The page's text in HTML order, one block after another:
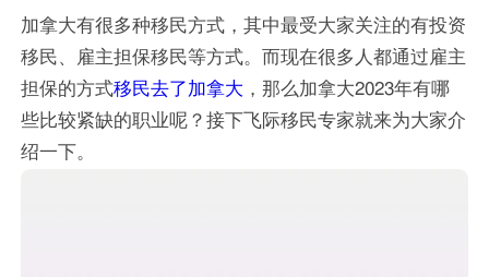
加拿大有很多种移民方式，其中最受大家关注的有投资
移民、雇主担保移民等方式。而现在很多人都通过雇主
担保的方式移民去了加拿大 ，那么加拿大2023年有哪
些比较紧缺的职业呢？接下飞际移民专家就来为大家介
绍一下。